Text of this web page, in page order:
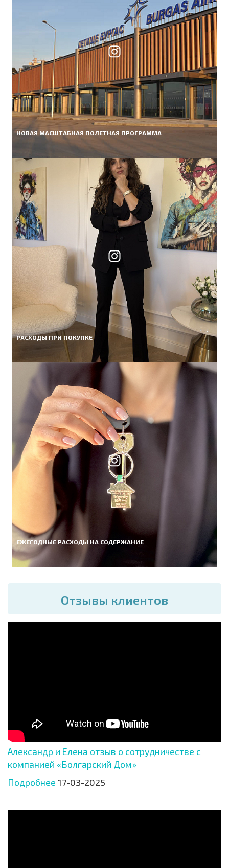
НОВАЯ МАСШТАБНАЯ ПОЛЕТНАЯ ПРОГРАММА
РАСХОДЫ ПРИ ПОКУПКЕ
ЕЖЕГОДНЫЕ РАСХОДЫ НА СОДЕРЖАНИЕ
Отзывы клиентов
Александр и Елена отзыв о сотрудничестве с
компанией «Болгарский Дом»
Подробнее 17-03-2025